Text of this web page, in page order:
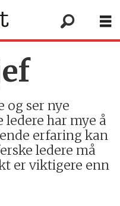
og ser nye
har mye å
erfaring kan
ledere må
er viktigere enn